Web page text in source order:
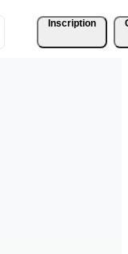
Inscription